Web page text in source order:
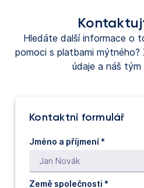
Hledáte další informace o
pomoci s platbami
údaje a náš tým
Kontaktní formulář
Jméno a příjmení *
Země společnosti *